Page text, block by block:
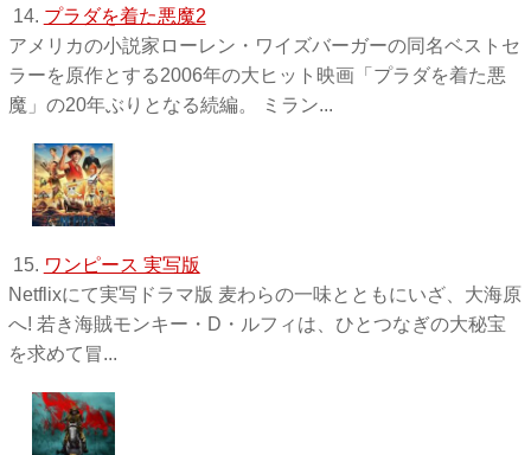
14. プラダを着た悪魔2
アメリカの小説家ローレン・ワイズバーガーの同名ベストセ
ラーを原作とする2006年の大ヒット映画「プラダを着た悪
魔」の20年ぶりとなる続編。 ミラン...
15. ワンピース 実写版
Netflixにて実写ドラマ版 麦わらの一味とともにいざ、大海原
へ! 若き海賊モンキー・D・ルフィは、ひとつなぎの大秘宝
を求めて冒...